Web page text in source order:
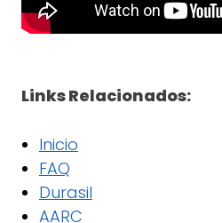
Links Relacionados:
Inicio
FAQ
Durasil
AARC